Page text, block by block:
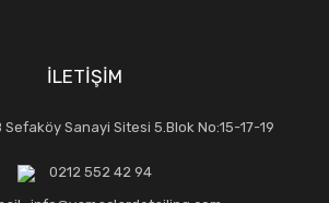
İLETİŞİM
Sefaköy Sanayi Sitesi 5.Blok No:15-17-19
0212 552 42 94